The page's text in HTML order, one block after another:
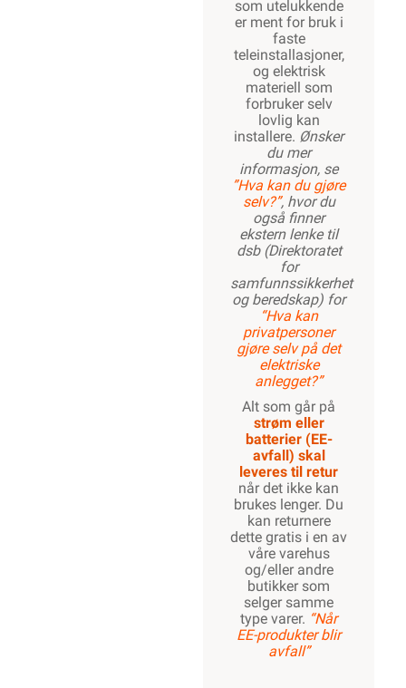
som utelukkende
er ment for bruk i
faste
teleinstallasjoner,
og elektrisk
materiell som
forbruker selv
lovlig kan
installere. Ønsker
du mer
informasjon, se
”Hva kan du gjøre
selv?”, hvor du
også finner
ekstern lenke til
dsb (Direktoratet
for
samfunnssikkerhet
og beredskap) for
“Hva kan
privatpersoner
gjøre selv på det
elektriske
anlegget?”
Alt som går på
strøm eller
batterier (EE-
avfall) skal
leveres til retur
når det ikke kan
brukes lenger. Du
kan returnere
dette gratis i en av
våre varehus
og/eller andre
butikker som
selger samme
type varer. “Når
EE-produkter blir
avfall”